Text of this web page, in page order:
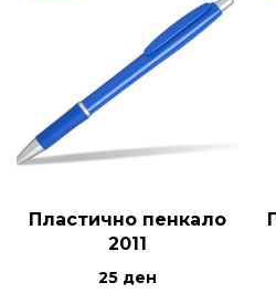
Пластично пенкало
2011
25 ден